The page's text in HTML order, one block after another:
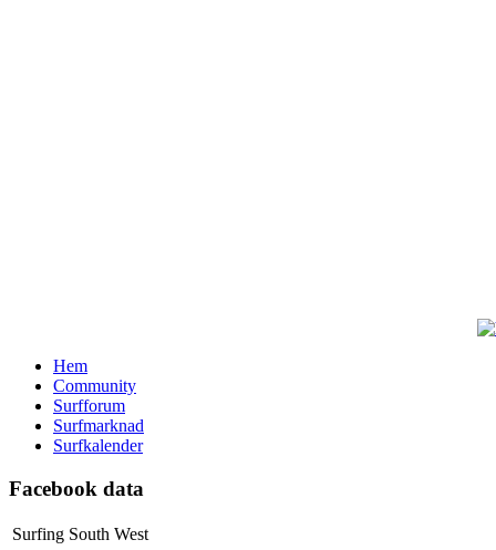
Hem
Community
Surfforum
Surfmarknad
Surfkalender
Facebook data
Surfing South West